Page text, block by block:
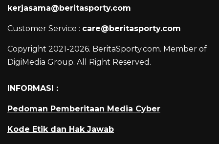
kerjasama@beritasporty.com
Customer Service : care@beritasporty.com
Copyright 2021-2026. BeritaSporty.com. Member of
DigiMedia Group. All Right Reserved.
INFORMASI :
Pedoman Pemberitaan Media Cyber
Kode Etik dan Hak Jawab